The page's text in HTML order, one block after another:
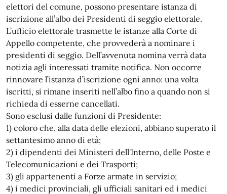
elettori del comune, possono presentare istanza di
iscrizione all’albo dei Presidenti di seggio elettorale.
L’ufficio elettorale trasmette le istanze alla Corte di
Appello competente, che provvederà a nominare i
presidenti di seggio. Dell’avvenuta nomina verrà data
notizia agli interessati tramite notifica. Non occorre
rinnovare l’istanza d’iscrizione ogni anno: una volta
iscritti, si rimane inseriti nell’albo fino a quando non si
richieda di esserne cancellati.
Sono esclusi dalle funzioni di Presidente:
1) coloro che, alla data delle elezioni, abbiano superato il
settantesimo anno di età;
2) i dipendenti dei Ministeri dell'Interno, delle Poste e
Telecomunicazioni e dei Trasporti;
3) gli appartenenti a Forze armate in servizio;
4) i medici provinciali, gli ufficiali sanitari ed i medici